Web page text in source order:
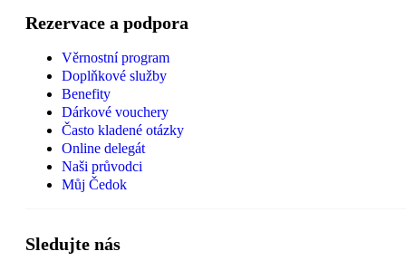
Rezervace a podpora
Věrnostní program
Doplňkové služby
Benefity
Dárkové vouchery
Často kladené otázky
Online delegát
Naši průvodci
Můj Čedok
Sledujte nás